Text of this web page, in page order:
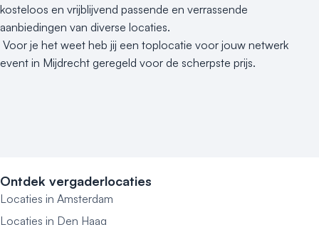
kosteloos en vrijblijvend passende en verrassende
aanbiedingen van diverse locaties.
Voor je het weet heb jij een toplocatie voor jouw netwerk
event in Mijdrecht geregeld voor de scherpste prijs.
Ontdek vergaderlocaties
Locaties in Amsterdam
Locaties in Den Haag